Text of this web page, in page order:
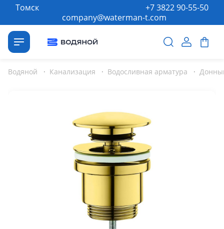
Томск
company@waterman-t.com
+7 3822 90-55-50
Водяной · Канализация · Водосливная арматура ·